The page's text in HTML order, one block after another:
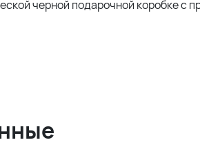
черной подарочной коробке с